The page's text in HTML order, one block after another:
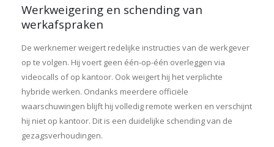
Werkweigering en schending van
werkafspraken
De werknemer weigert redelijke instructies van de werkgever
op te volgen. Hij voert geen één-op-één overleggen via
videocalls of op kantoor. Ook weigert hij het verplichte
hybride werken. Ondanks meerdere officiële
waarschuwingen blijft hij volledig remote werken en verschijnt
hij niet op kantoor. Dit is een duidelijke schending van de
gezagsverhoudingen.